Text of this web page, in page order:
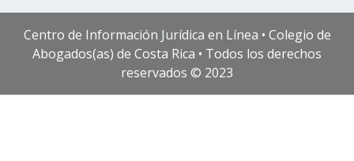
Centro de Información Jurídica en Línea • Colegio de
Abogados(as) de Costa Rica • Todos los derechos
reservados © 2023